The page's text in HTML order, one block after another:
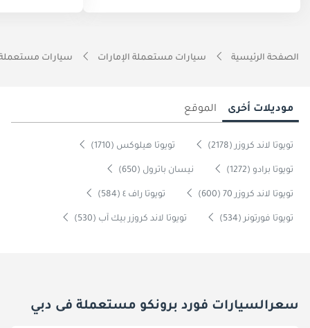
الصفحة الرئيسية سيارات مستعملة الإمارات سيارات
موديلات أخرى الموقع
تويوتا لاند كروزر (2178) تويوتا هيلوكس (1710)
تويوتا برادو (1272) نيسان باترول (650)
تويوتا لاند كروزر 70 (600) تويوتا راف ٤ (584)
تويوتا فورتونر (534) تويوتا لاند كروزر بيك آب (530)
سعرالسيارات فورد برونكو مستعملة فى دبي